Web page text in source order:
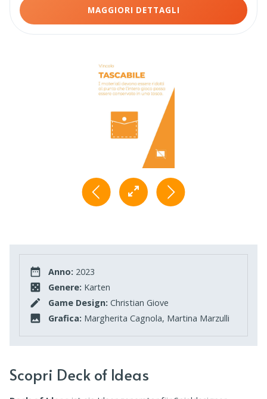
MAGGIORI DETTAGLI
Anno: 2023
Genere: Karten
Game Design: Christian Giove
Grafica: Margherita Cagnola, Martina Marzulli
Scopri Deck of Ideas